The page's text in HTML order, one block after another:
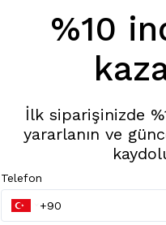
%10
İlk siparişinizde
yararlanın ve
Telefon